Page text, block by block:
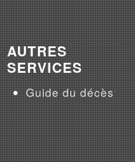
AUTRES
SERVICES
Guide du décès